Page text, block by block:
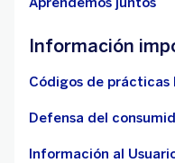
Información
Códigos de prácticas
Defensa del
Información al